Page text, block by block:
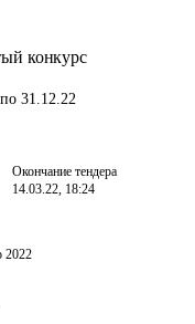
конкурс
31.12.22
Окончание тендера
14.03.22, 18:24
2022